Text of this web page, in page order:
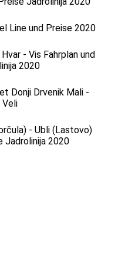
Line und Preise 2020
- Vis Fahrplan und
2020
Donji Drvenik Mali -
Veli
- Ubli (Lastovo)
Jadrolinija 2020